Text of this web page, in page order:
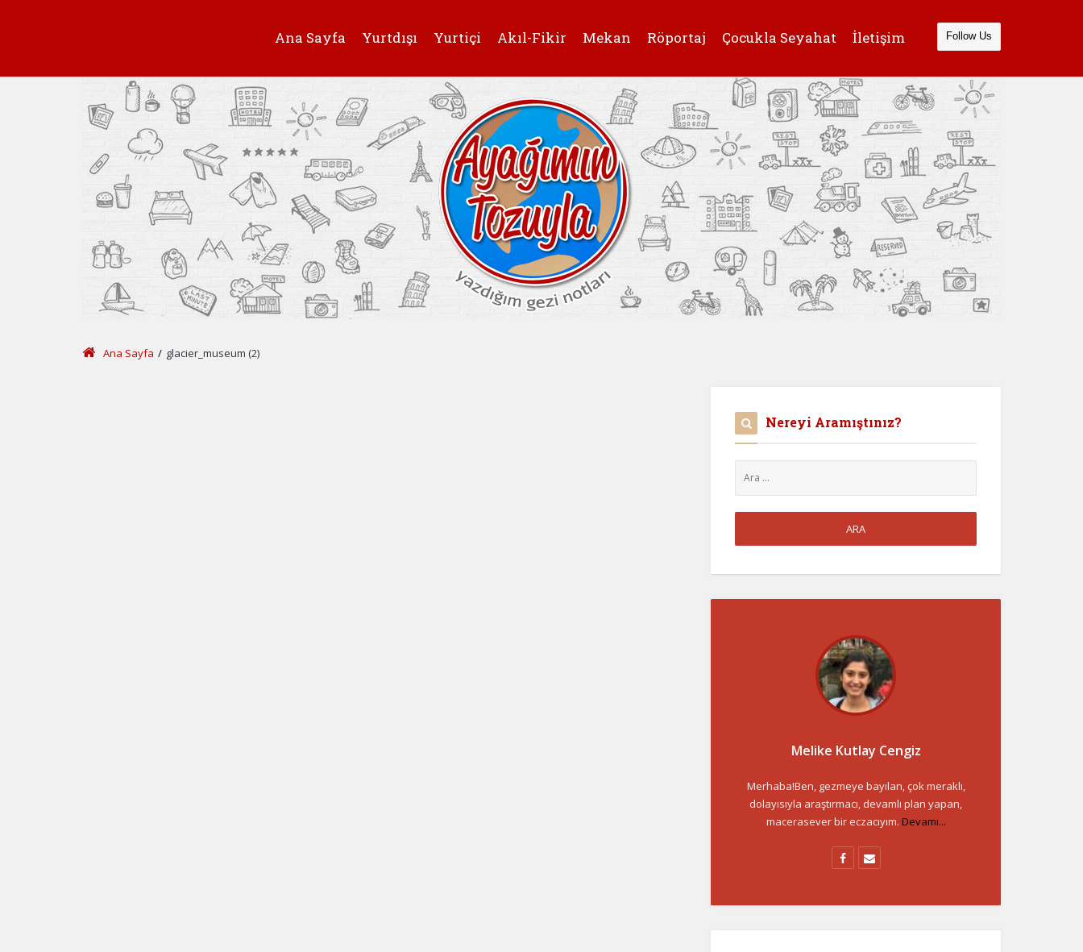
Follow Us
Ana Sayfa Yurtdışı Yurtiçi Akıl-Fikir Mekan Röportaj Çocukla Seyahat İletişim
Ana Sayfa / glacier_museum (2)
Nereyi Aramıştınız?
Melike Kutlay Cengiz
Merhaba!Ben, gezmeye bayılan, çok meraklı,
dolayısıyla araştırmacı, devamlı plan yapan,
macerasever bir eczacıyım. Devamı...